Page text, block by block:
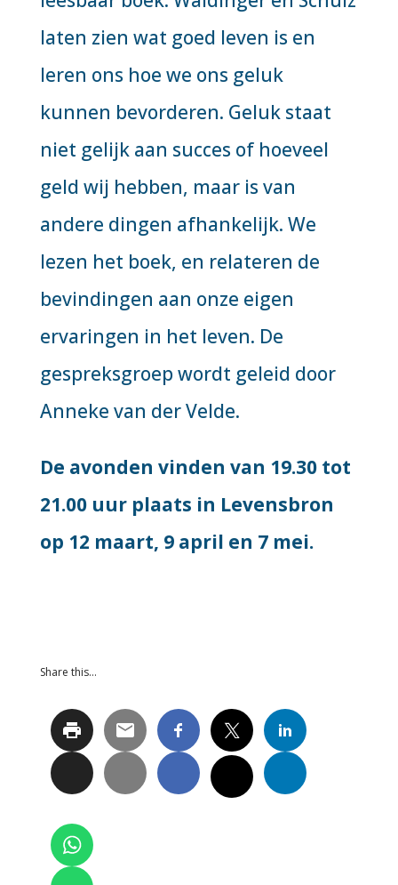
laten zien wat goed leven is en
leren ons hoe we ons geluk
kunnen bevorderen. Geluk staat
niet gelijk aan succes of hoeveel
geld wij hebben, maar is van
andere dingen afhankelijk. We
lezen het boek, en relateren de
bevindingen aan onze eigen
ervaringen in het leven. De
gespreksgroep wordt geleid door
Anneke van der Velde.
De avonden vinden van 19.30 tot
21.00 uur plaats in Levensbron
op 12 maart, 9 april en 7 mei.
Share this…